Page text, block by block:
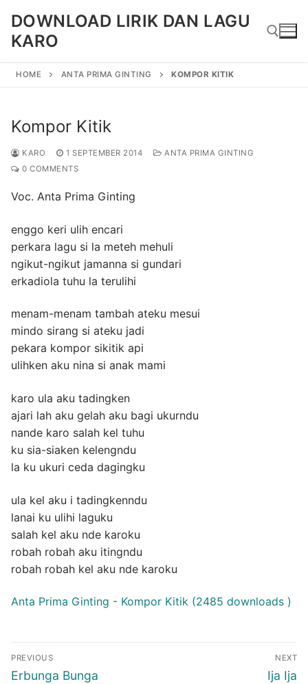
content
DOWNLOAD LIRIK DAN LAGU
KARO
HOME ANTA PRIMA GINTING KOMPOR KITIK
Kompor Kitik
KARO 1 SEPTEMBER 2014
ANTA PRIMA GINTING
0 COMMENTS
Voc. Anta Prima Ginting
enggo keri ulih encari
perkara lagu si la meteh mehuli
ngikut-ngikut jamanna si gundari
erkadiola tuhu la terulihi
menam-menam tambah ateku mesui
mindo sirang si ateku jadi
pekara kompor sikitik api
ulihken aku nina si anak mami
karo ula aku tadingken
ajari lah aku gelah aku bagi ukurndu
nande karo salah kel tuhu
ku sia-siaken kelengndu
la ku ukuri ceda dagingku
ula kel aku i tadingkenndu
lanai ku ulihi laguku
salah kel aku nde karoku
robah robah aku itingndu
robah robah kel aku nde karoku
Anta Prima Ginting - Kompor Kitik (2485 downloads )
Post
navigation
PREVIOUS
Previous
Erbunga Bunga
NEXT
Next
Ija Ija